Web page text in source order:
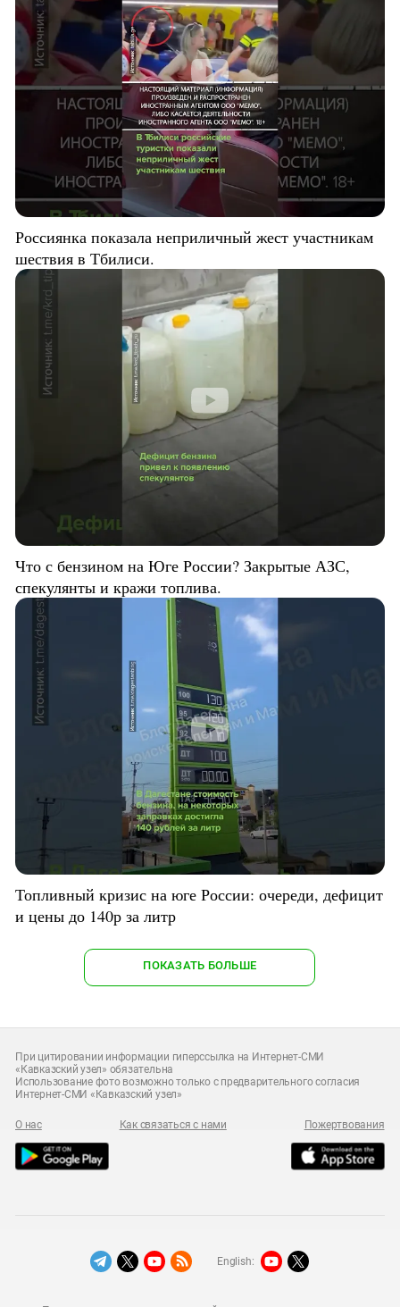
Россиянка показала неприличный жест участникам
шествия в Тбилиси.
Что с бензином на Юге России? Закрытые АЗС,
спекулянты и кражи топлива.
Топливный кризис на юге России: очереди, дефицит
и цены до 140р за литр
ПОКАЗАТЬ БОЛЬШЕ
При цитировании информации гиперссылка на Интернет-СМИ
«Кавказский узел» обязательна
Использование фото возможно только с предварительного согласия
Интернет-СМИ «Кавказский узел»
О нас Как связаться с нами Пожертвования
English: